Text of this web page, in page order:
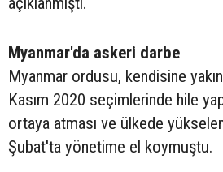
Myanmar'da askeri darbe
Myanmar ordusu, kendisine
Kasım 2020 seçimlerinde hile
ortaya atması ve ülkede
Şubat'ta yönetime el koymuştu.